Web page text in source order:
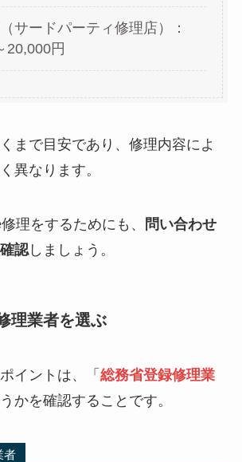
（サードパーティ修理店）：
20,000円
まで目安であり、修理内容によ
異なります。
理をするためにも、
問い合わせ
認しましょう。
理業者を選ぶ
イントは、「 総務省登録修理業
かを確認することです。
者